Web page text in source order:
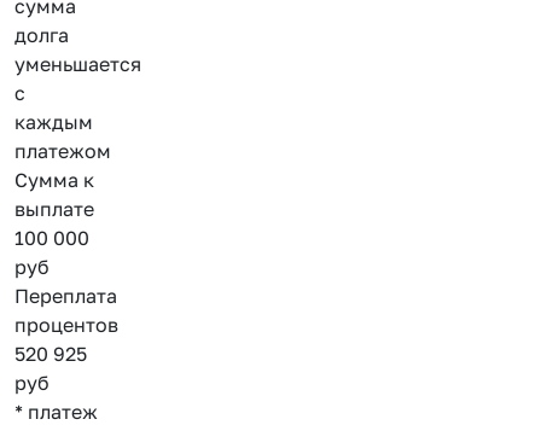
сумма
долга
уменьшается
с
каждым
платежом
Сумма к
выплате
100 000
руб
Переплата
процентов
520 925
руб
* платеж